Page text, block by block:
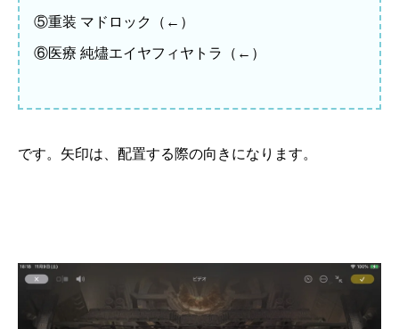
⑤重装 マドロック（←）
⑥医療 純燼エイヤフィヤトラ（←）
です。矢印は、配置する際の向きになります。